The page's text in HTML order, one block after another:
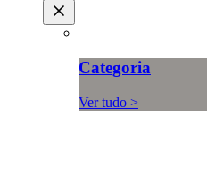
Categoria
Ver tudo >